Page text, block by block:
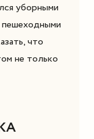
уборными
что
не только